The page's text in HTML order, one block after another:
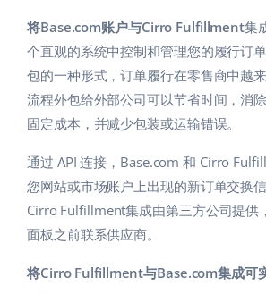
健康与美容
时尚
其他
合作与合作伙伴
Ελληνικά
español (AR)
Français
Italiano
将Base.com账户与Cirro Fulfillment集
个直观的系统中控制和管理您的履行订
包的一种形式，订单履行在零售商中越
流程外包给外部公司可以节省时间，消
固定成本，并减少包装或运输错误。
通过 API 连接，Base.com 和 Cirro
您网站或市场账户上出现的新订单交换
Cirro Fulfillment集成由第三方公司提供
面板之前联系供应商。
将Cirro Fulfillment与Base.com集成可